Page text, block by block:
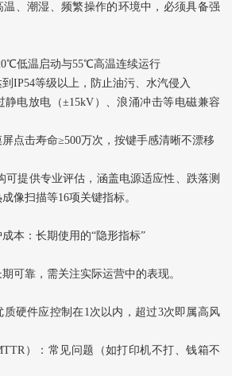
温、潮湿、频繁操作的环境中，必须具备强
低温启动与55℃高温连续运行
IP54等级以上，防止油污、水汽侵入
静电放电（±15kV）、浪涌冲击等电磁兼容
点击寿命≥500万次，按键手感清晰不漂移
可提供专业评估，涵盖电源适应性、跌落测
像扫描等16项关键指标。
本：长期使用的“隐形指标”
可靠，需关注实际运营中的表现。
质硬件应控制在1次以内，超过3次即属高风
）‌：常见问题（如打印机不打、钱箱不